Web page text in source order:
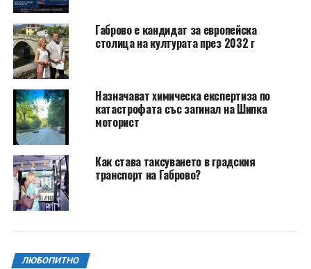
Габрово е кандидат за европейска
столица на културата през 2032 г
Назначават химическа експертиза по
катастрофата със загинал на Шипка
моторист
Как става таксуването в градския
транспорт на Габрово?
ЛЮБОПИТНО